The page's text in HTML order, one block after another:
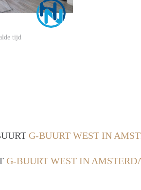
Marco
tijd
G-BUURT WEST IN
G-BUURT WEST IN